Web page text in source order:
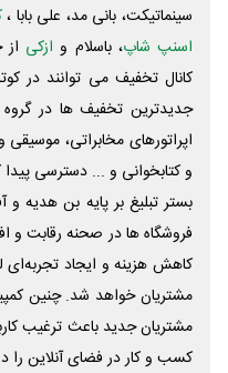
سینماتیکت، بانی مد، علی‌ بابا ،
اسنپ شاپ، باسلام و ازکی
کانال تخفیف می توانند در
جدیدترین تخفیف ها در گروه
اپراتورهای مخابراتی،
و کتابخوانی و ... دسترسی پیدا
بستر تبلیغ بر پایه بن هدیه و
فروشگاه ها در صحنه رقابت و
کاهش هزینه و ایجاد
مشتریان خواهد شد. چنین
مشتریان جدید باعث ترغیب
کسب و کار در فضای آنلاین